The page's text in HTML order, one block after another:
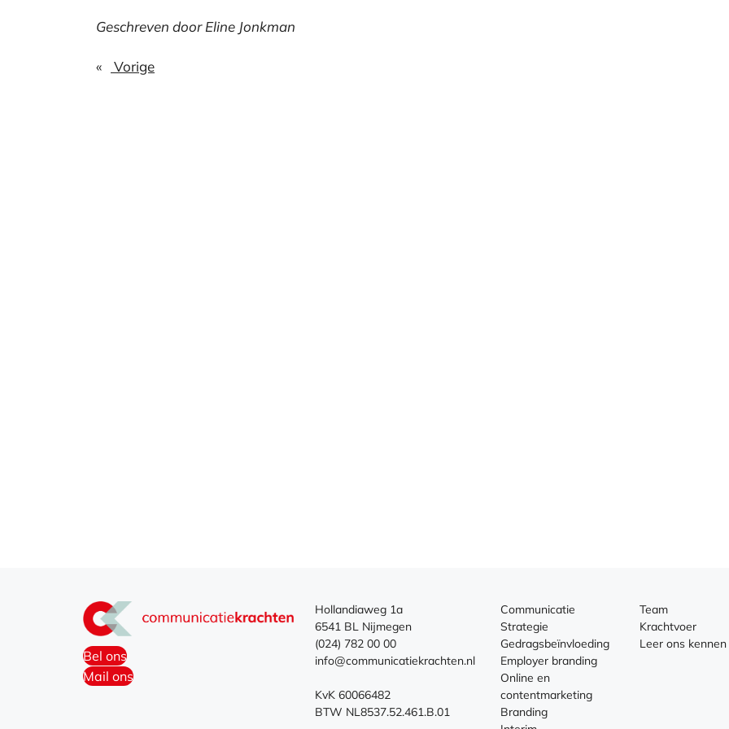
Geschreven door Eline Jonkman
« Vorige
Bel ons
Mail ons
Hollandiaweg 1a
6541 BL Nijmegen
(024) 782 00 00
info@communicatiekrachten.nl
KvK 60066482
BTW NL8537.52.461.B.01
Communicatie
Strategie
Gedragsbeïnvloeding
Employer branding
Online en
contentmarketing
Branding
Team
Krachtvoer
Leer ons kennen